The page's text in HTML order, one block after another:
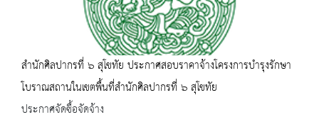
สำนักศิลปากรที่ ๖ สุโขทัย ประกาศสอบราคาจ้างโครงการบำรุงรักษา
โบราณสถานในเขตพื้นที่สำนักศิลปากรที่ ๖ สุโขทัย
ประกาศจัดซื้อจัดจ้าง